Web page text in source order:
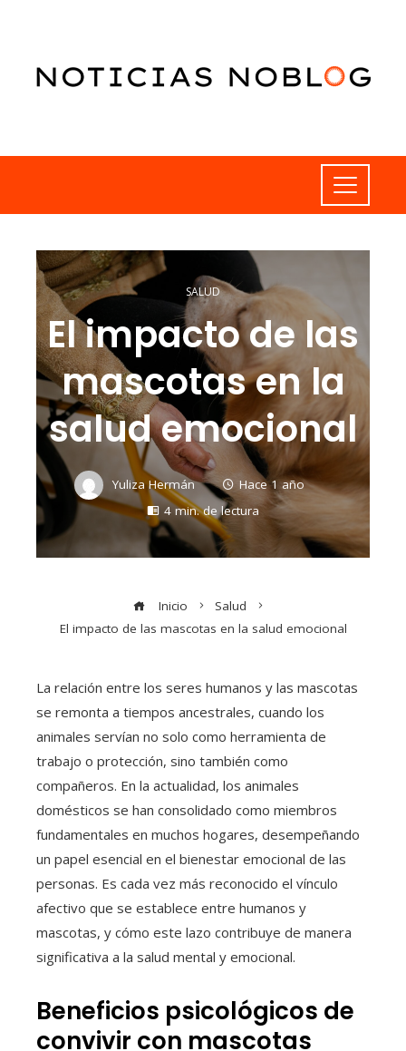
SALUD
El impacto de las
mascotas en la
salud emocional
Yuliza Hermán
Hace 1 año
4 min. de lectura
Inicio
Salud
El impacto de las mascotas en la salud emocional
La relación entre los seres humanos y las mascotas
se remonta a tiempos ancestrales, cuando los
animales servían no solo como herramienta de
trabajo o protección, sino también como
compañeros. En la actualidad, los animales
domésticos se han consolidado como miembros
fundamentales en muchos hogares, desempeñando
un papel esencial en el bienestar emocional de las
personas. Es cada vez más reconocido el vínculo
afectivo que se establece entre humanos y
mascotas, y cómo este lazo contribuye de manera
significativa a la salud mental y emocional.
Beneficios psicológicos de
convivir con mascotas